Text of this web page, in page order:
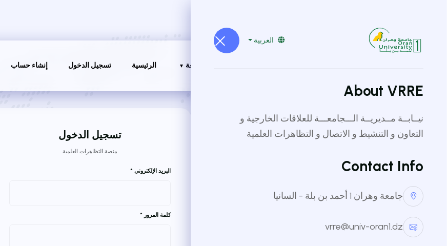
الجامعة الرئيسية تسجيل الدخول إنشاء حساب
العربية
About VRRE
نيــابــة مــديريــة الـــجامعـــة للعلاقات الخارجية و
التعاون و التنشيط و الاتصال و التظاهرات العلمية
Contact Info
جامعة وهران 1 أحمد بن بلة - السانيا
vrre@univ-oran1.dz
تسجيل الدخول
منصة التظاهرات العلمية
البريد الإلكتروني *
كلمة المرور *